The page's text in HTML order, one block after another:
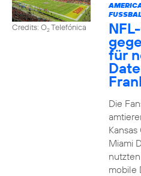
Credits: O2Telefónica
für
Die
Miami
mobile